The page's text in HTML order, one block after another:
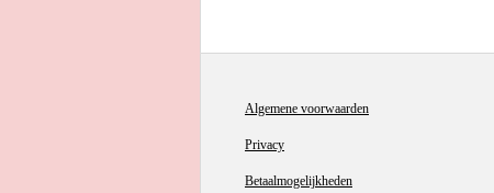
Algemene voorwaarden
Privacy
Betaalmogelijkheden